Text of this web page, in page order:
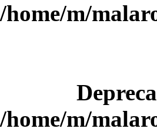
/home/m/
/home/m/